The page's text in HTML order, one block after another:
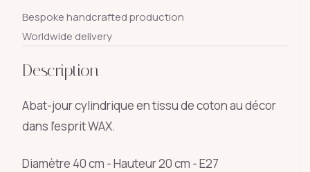
Bespoke handcrafted production
Worldwide delivery
Description
Abat-jour cylindrique en tissu de coton au décor
dans l'esprit WAX.
Diamètre 40 cm - Hauteur 20 cm - E27